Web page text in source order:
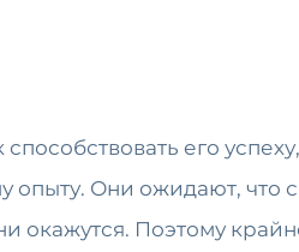
его
опыту. Они ожидают, что
окажутся. Поэтому